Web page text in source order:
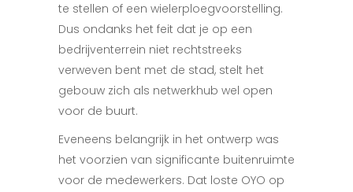
te stellen of een wielerploegvoorstelling.
Dus ondanks het feit dat je op een
bedrijventerrein niet rechtstreeks
verweven bent met de stad, stelt het
gebouw zich als netwerkhub wel open
voor de buurt.
Eveneens belangrijk in het ontwerp was
het voorzien van significante buitenruimte
voor de medewerkers. Dat loste OYO op